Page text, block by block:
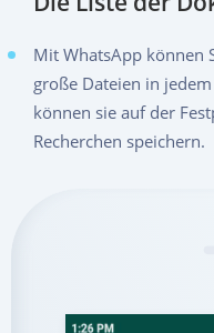
Mit WhatsApp können
große Dateien in
können sie auf der
Recherchen speichern.